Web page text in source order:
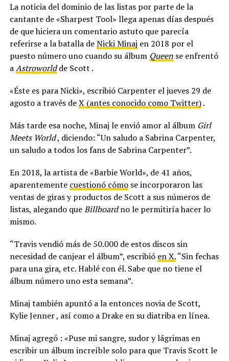
La noticia del dominio de las listas por parte de la
cantante de «Sharpest Tool» llega apenas días después
de que hiciera un comentario astuto que parecía
referirse a la batalla deNicki Minaj en 2018 por el
puesto número uno cuando su álbum Queense enfrentó
aAstroworldde Scott .
«Éste es para Nicki», escribió Carpenter el jueves 29 de
agosto a través deX (antes conocido como Twitter).
Más tarde esa noche, Minaj le envió amor al álbum Girl
Meets World, diciendo: “Un saludo a Sabrina Carpenter,
un saludo a todos los fans de Sabrina Carpenter”.
En 2018, la artista de «Barbie World», de 41 años,
aparentemente cuestionó cómose incorporaron las
ventas de giras y productos de Scott a sus números de
listas, alegando queBillboardno le permitiría hacer lo
mismo.
“Travis vendió más de 50.000 de estos discos sin
necesidad de canjear el álbum”, escribió en X.“Sin fechas
para una gira, etc. Hablé con él. Sabe que no tiene el
álbum número uno esta semana”.
Minaj también apuntó a la entonces novia de Scott,
Kylie Jenner , así como a Drake en su diatriba en línea.
Minaj agregó : «Puse mi sangre, sudor y lágrimas en
escribir un álbum increíble solo para que Travis Scott le